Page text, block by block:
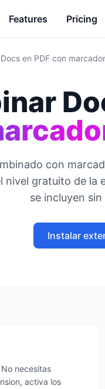
Features Pricing
en PDF con
con
nivel gratuito de la
se incluyen
Instalar
necesitas
activa los